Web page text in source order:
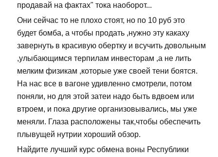
продавай на фактах" тока наоборот...
Они сейчас то не плохо стоят, но по 10 руб это
будет бомба, а чтобы продать ,нужно эту какаху
завернуть в красивую обертку и всучить довольным
,улыбающимся терпилам инвесторам ,а не лить
мелким физикам ,которые уже своей тени боятся.
На нас все в вагоне удивленно смотрели, потом
поняли, но для этой затеи надо быть вдвоем или
втроем, и пока другие организовывались, мы уже
меняли. Глаза расположены так,чтобы обеспечить
плывущей нутрии хороший обзор.
Найдите лучший курс обмена воны Республики